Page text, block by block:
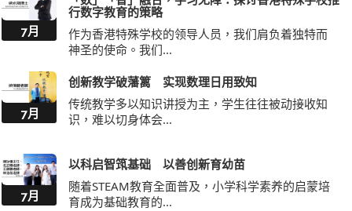
7月
行数字教育的策略
作为香港特殊学校的领导人员，我们肩负着独特而
神圣的使命。我们...
7月
创新教学破藩篱 实现数理日用致知
传统教学多以知识讲授为主，学生往往被动接收知
识，难以切身体会...
7月
以科启智筑基础 以善创新育幼苗
随着STEAM教育全面普及，小学科学素养的启蒙培
育成为基础教育的...